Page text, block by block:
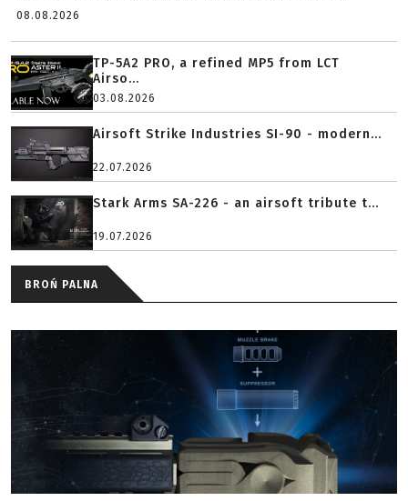
08.08.2026
TP-5A2 PRO, a refined MP5 from LCT
Airso...
03.08.2026
Airsoft Strike Industries SI-90 - modern...
22.07.2026
Stark Arms SA-226 - an airsoft tribute t...
19.07.2026
BROŃ PALNA